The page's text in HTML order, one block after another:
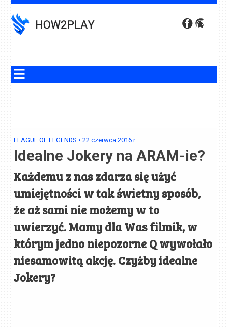
to
content
LEAGUE OF LEGENDS •22 czerwca 2016 r.
Idealne Jokery na ARAM-ie?
Każdemu z nas zdarza się użyć
umiejętności w tak świetny sposób,
że aż sami nie możemy w to
uwierzyć. Mamy dla Was filmik, w
którym jedno niepozorne Q wywołało
niesamowitą akcję. Czyżby idealne
Jokery?